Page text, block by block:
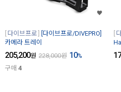
다이브프로
[다이브프로/DIVEPRO]
카메라 트레이
205,200원 228,000원 10%
구매 4